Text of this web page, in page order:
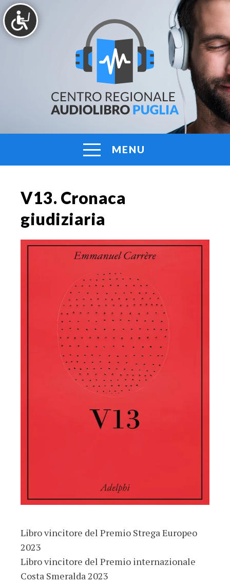
Vai
al
contenuto
AUDIOLIBRO
PUGLIA
Centro
Regionale
Puglia
MENU
V13. Cronaca
giudiziaria
Libro vincitore del Premio Strega Europeo
2023
Libro vincitore del Premio internazionale
Costa Smeralda 2023